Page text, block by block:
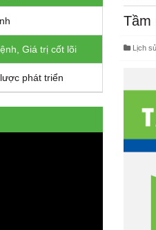
Giá trị cốt lõi
phát triển
Tầm
Lịch